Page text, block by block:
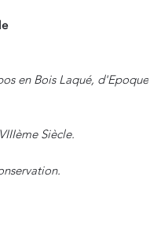
en Bois Laqué, d'Epoque
Siècle.